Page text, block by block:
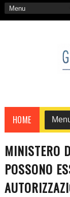
HOME
MINISTERO
POSSONO